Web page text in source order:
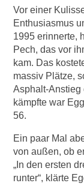
Vor einer
Enthusiasmus
1995 erinnerte,
Pech, das vor
kam. Das
massiv Plätze,
Asphalt-Anstieg
kämpfte war
56.
Ein paar Mal
von außen, ob
„In den ersten
runter“, klärte